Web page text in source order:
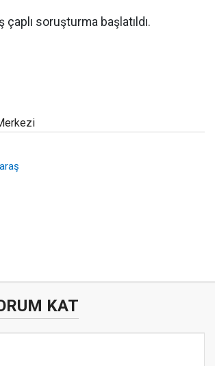
çaplı soruşturma başlatıldı.
KAT